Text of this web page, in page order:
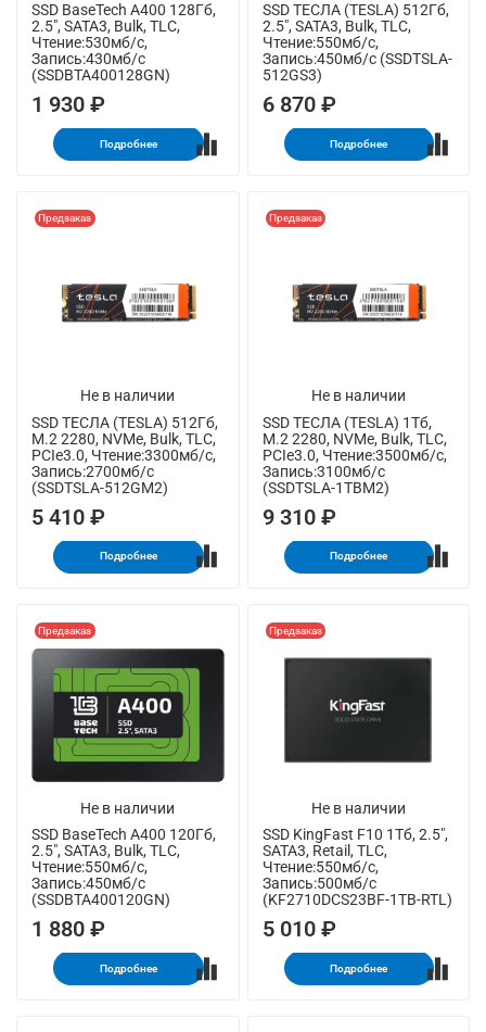
SSD BaseTech A400 128Гб,
2.5", SATA3, Bulk, TLC,
Чтение:530мб/с,
Запись:430мб/с
(SSDBTA400128GN)
1 930 ₽
Подробнее
SSD ТЕСЛА (TESLA) 512Гб,
2.5", SATA3, Bulk, TLC,
Чтение:550мб/с,
Запись:450мб/с (SSDTSLA-
512GS3)
6 870 ₽
Подробнее
Не в наличии
Предзаказ
SSD ТЕСЛА (TESLA) 512Гб,
M.2 2280, NVMe, Bulk, TLC,
PCIe3.0, Чтение:3300мб/с,
Запись:2700мб/с
(SSDTSLA-512GM2)
5 410 ₽
Подробнее
Не в наличии
Предзаказ
SSD ТЕСЛА (TESLA) 1Тб,
M.2 2280, NVMe, Bulk, TLC,
PCIe3.0, Чтение:3500мб/с,
Запись:3100мб/с
(SSDTSLA-1TBM2)
9 310 ₽
Подробнее
Не в наличии
Предзаказ
SSD BaseTech A400 120Гб,
2.5", SATA3, Bulk, TLC,
Чтение:550мб/с,
Запись:450мб/с
(SSDBTA400120GN)
1 880 ₽
Подробнее
Не в наличии
Предзаказ
SSD KingFast F10 1Тб, 2.5",
SATA3, Retail, TLC,
Чтение:550мб/с,
Запись:500мб/с
(KF2710DCS23BF-1TB-RTL)
5 010 ₽
Подробнее